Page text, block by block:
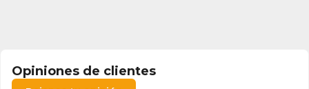
Opiniones de clientes